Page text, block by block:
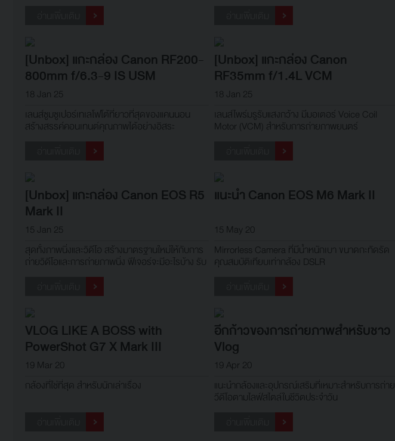
[Unbox] แกะกล่อง Canon RF200-
800mm f/6.3-9 IS USM
18 Jan 25
เลนส์ซูมซูเปอร์เทเลโฟโต้ที่ยาวที่สุดของแคนนอน
สร้างสรรค์คอนเทนต์คุณภาพได้อย่างอิสระ
[Unbox] แกะกล่อง Canon
RF35mm f/1.4L VCM
18 Jan 25
เลนส์ไพร์มรูรับแสงกว้าง มีมอเตอร์ Voice Coil
Motor (VCM) สำหรับการถ่ายภาพยนตร์
[Unbox] แกะกล่อง Canon EOS R5
Mark II
15 Jan 25
สุดทั้งภาพนิ่งและวิดีโอ สร้างมาตรฐานใหม่ให้กับการ
ถ่ายวิดีโอและการถ่ายภาพนิ่ง ฟีเจอร์จะมีอะไรบ้าง รับ
ชมวิดีโอกันเลยครับ
แนะนำ Canon EOS M6 Mark II
15 May 20
Mirrorless Camera ที่มีน้ำหนักเบา ขนาดกะทัดรัด
คุณสมบัติเทียบเท่ากล้อง DSLR
VLOG LIKE A BOSS with
PowerShot G7 X Mark III
19 Mar 20
กล้องที่ใช่ที่สุด สำหรับนักเล่าเรื่อง
อีกก้าวของการถ่ายภาพสำหรับชาว
Vlog
19 Apr 20
แนะนำกล้องและอุปกรณ์เสริมที่เหมาะสำหรับการถ่าย
วีดีโอตามไลฟ์สไตล์ในชีวิตประจำวัน